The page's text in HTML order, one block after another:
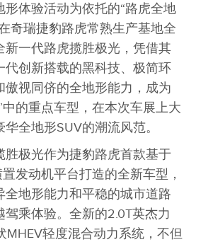
形体验活动为依托的“路虎全地
奇瑞捷豹路虎常熟生产基地全
新一代路虎揽胜极光，凭借其
代创新搭载的黑科技、极简环
傲视同侪的全地形能力，成为
中的重点车型，在本次车展上大
全地形SUV的潮流风范。
胜极光作为捷豹路虎首款基于
发动机平台打造的全新车型，
全地形能力和平稳的城市道路
驾乘体验。全新的2.0T英杰力
MHEV轻度混合动力系统，不但